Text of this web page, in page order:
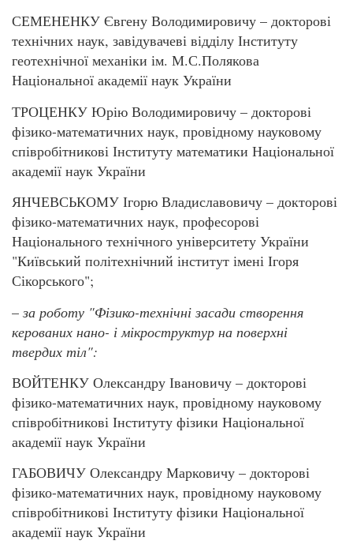
СЕМЕНЕНКУ Євгену Володимировичу – докторові
технічних наук, завідувачеві відділу Інституту
геотехнічної механіки ім. М.С.Полякова
Національної академії наук України
ТРОЦЕНКУ Юрію Володимировичу – докторові
фізико-математичних наук, провідному науковому
співробітникові Інституту математики Національної
академії наук України
ЯНЧЕВСЬКОМУ Ігорю Владиславовичу – докторові
фізико­-математичних наук, професорові
Національного технічного університету України
"Київський політехнічний інститут імені Ігоря
Сікорського";
– за роботу "Фізико-технічні засади створення
керованих нано- і мікроструктур на поверхні
твердих тіл":
ВОЙТЕНКУ Олександру Івановичу – докторові
фізико-математичних наук, провідному науковому
співробітникові Інституту фізики Національної
академії наук України
ГАБОВИЧУ Олександру Марковичу – докторові
фізико-математичних наук, провідному науковому
співробітникові Інституту фізики Національної
академії наук України